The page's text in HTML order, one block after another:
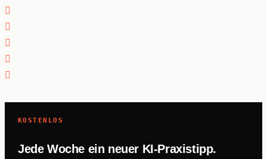
KOSTENLOS
Jede Woche ein neuer KI-Praxistipp.